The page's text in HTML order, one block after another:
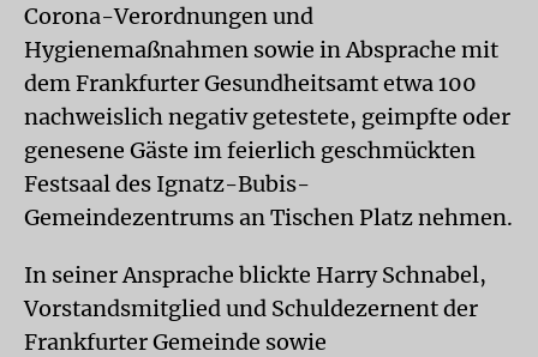
Corona-Verordnungen und
Hygienemaßnahmen sowie in Absprache mit
dem Frankfurter Gesundheitsamt etwa 100
nachweislich negativ getestete, geimpfte oder
genesene Gäste im feierlich geschmückten
Festsaal des Ignatz-Bubis-
Gemeindezentrums an Tischen Platz nehmen.
In seiner Ansprache blickte Harry Schnabel,
Vorstandsmitglied und Schuldezernent der
Frankfurter Gemeinde sowie